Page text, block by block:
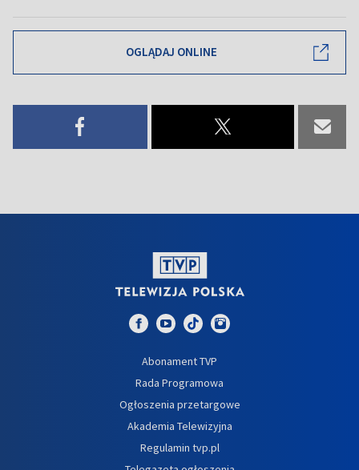
OGLĄDAJ ONLINE
Abonament TVP
Rada Programowa
Ogłoszenia przetargowe
Akademia Telewizyjna
Regulamin tvp.pl